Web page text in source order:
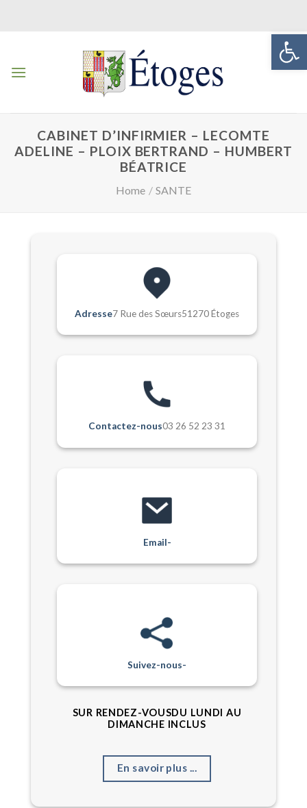
Ouvrir
CABINET D’INFIRMIER – LECOMTE
ADELINE – PLOIX BERTRAND – HUMBERT
BÉATRICE
Home / SANTE
Adresse7 Rue des Sœurs51270 Étoges
Contactez-nous03 26 52 23 31
Email-
Suivez-nous-
SUR RENDEZ-VOUSDU LUNDI AU
DIMANCHE INCLUS
En savoir plus ...